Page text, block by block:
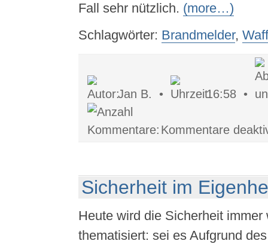
Fall sehr nützlich. (more…)
Schlagwörter: Brandmelder,
Jan B. • 16:58 •
Kommentare
Sicherheit im
Heute wird die Sicherheit immer
thematisiert: sei es Aufgrund